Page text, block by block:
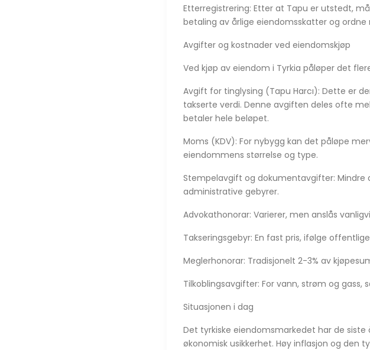
Etterregistrering: Etter at Tapu er utstedt,
betaling av årlige eiendomsskatter og
Avgifter og kostnader ved eiendomskjøp
Ved kjøp av eiendom i Tyrkia påløper det
Avgift for tinglysing (Tapu Harcı): Dette er
takserte verdi. Denne avgiften deles ofte
betaler hele beløpet.
Moms (KDV): For nybygg kan det påløpe
eiendommens størrelse og type.
Stempelavgift og dokumentavgifter:
administrative gebyrer.
Advokathonorar: Varierer, men anslås
Takseringsgebyr: En fast pris, ifølge
Meglerhonorar: Tradisjonelt 2-3% av
Tilkoblingsavgifter: For vann, strøm og gass,
Situasjonen i dag
Det tyrkiske eiendomsmarkedet har de
økonomisk usikkerhet. Høy inflasjon og den